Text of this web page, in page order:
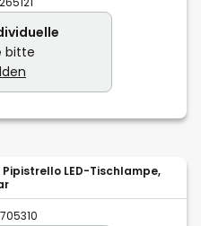
bitte
LED-Tischlampe,